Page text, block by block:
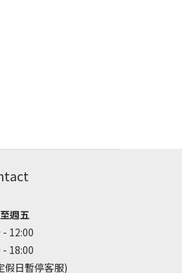
週五
- 12:00
- 18:00
假日暫停客服)